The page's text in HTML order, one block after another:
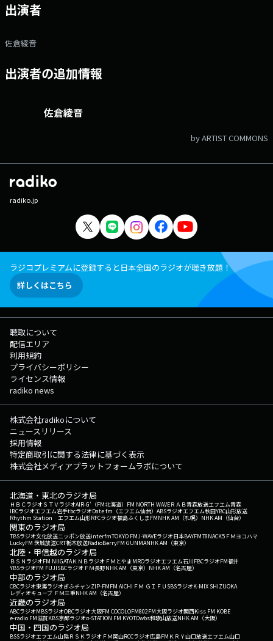
出演者
佐倉綾音
出演者の追加情報
佐倉綾音
by ARTIST COMMONS
radiko.jp
ラジコプレミアムに登録すると日本全国のラジオが聴き放題！
詳しくはこちら
聴取について
配信エリア
利用規約
プライバシーポリシー
ライセンス情報
radiko news
株式会社radikoについて
ニュースリリース
採用情報
特定商取引に関する法律に基づく表示
株式会社メディアプラットフォームラボについて
北海道・東北のラジオ局
ＨＢＣラジオＳＴＶラジオAIR-G'（FM北海道） FM NORTH WAVEＲＡＢ青森放送エフエム青森
IBCラジオエフエム岩手tbcラジオDate fm（エフエム仙台） ABSラジオエフエム秋田YBC山形放送
Rhythm Station エフエム山形RFCラジオ福島ふくしまFMNHK AM（札幌） NHK AM（仙台）
関東のラジオ局
TBSラジオ文化放送ニッポン放送interfmTOKYO FMJ-WAVEラジオ日本BAYFM78NACK5 ＦＭヨコハマ
LuckyFM 茨城放送CRT栃木放送RadioBerryFM GUNMANHK AM（東京）
北陸・甲信越のラジオ局
ＢＳＮラジオFM NIIGATAＫＮＢラジオ ＦＭとやまMROラジオエフエム石川FBCラジオFM福井
YBSラジオFM FUJISBCラジオ ＦＭ長野NHK AM（東京） NHK AM（名古屋）
中部のラジオ局
CBCラジオ東海ラジオぎふチャンZIP-FMFM AICHI ＦＭ ＧＩＦＵ SBSラジオK-MIX SHIZUOKA
レディオキューブ ＦＭ三重NHK AM（名古屋）
近畿のラジオ局
ABCラジオMBSラジオOBCラジオ大阪FM COCOLOFM802FM大阪ラジオ関西Kiss FM KOBE
e-radio FM滋賀KBS京都ラジオα-STATION FM KYOTOwbs和歌山放送NHK AM（大阪）
中国・四国のラジオ局
BSSラジオエフエム山陰ＲＳＫラジオ ＦＭ岡山RCCラジオ広島FM ＫＲＹ山口放送エフエム山口